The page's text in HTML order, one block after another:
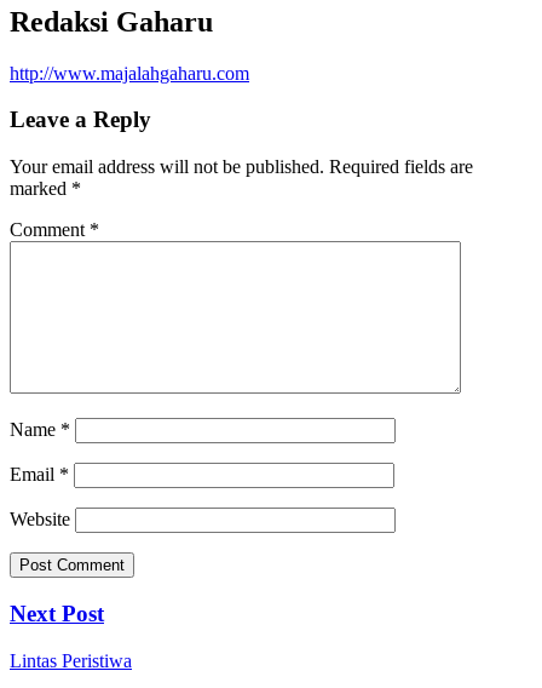
Redaksi Gaharu
http://www.majalahgaharu.com
Leave a Reply
Your email address will not be published. Required fields are
marked *
Comment *
Name *
Email *
Website
Next Post
Lintas Peristiwa